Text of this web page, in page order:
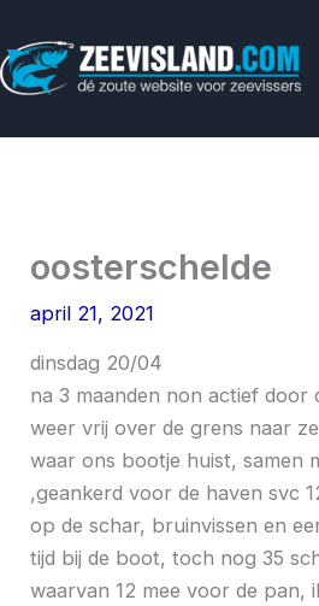
naar
de
oosterschelde
april 21, 2021
dinsdag 20/04
na 3 maanden non actief door
weer vrij over de grens naar
waar ons bootje huist, samen
,geankerd voor de haven svc
op de schar, bruinvissen en
tijd bij de boot, toch nog 35
waarvan 12 mee voor de pan,